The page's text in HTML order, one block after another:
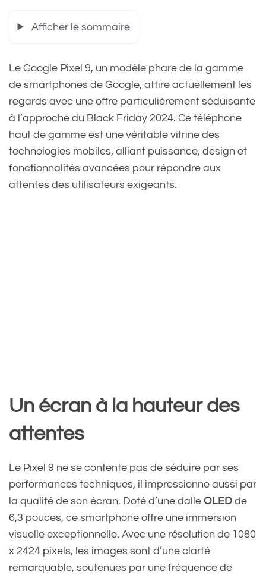
Afficher le sommaire
Le Google Pixel 9, un modèle phare de la gamme
de smartphones de Google, attire actuellement les
regards avec une offre particulièrement séduisante
à l’approche du Black Friday 2024. Ce téléphone
haut de gamme est une véritable vitrine des
technologies mobiles, alliant puissance, design et
fonctionnalités avancées pour répondre aux
attentes des utilisateurs exigeants.
Un écran à la hauteur des
attentes
Le Pixel 9 ne se contente pas de séduire par ses
performances techniques, il impressionne aussi par
la qualité de son écran. Doté d’une dalle OLED de
6,3 pouces, ce smartphone offre une immersion
visuelle exceptionnelle. Avec une résolution de 1080
x 2424 pixels, les images sont d’une clarté
remarquable, soutenues par une fréquence de